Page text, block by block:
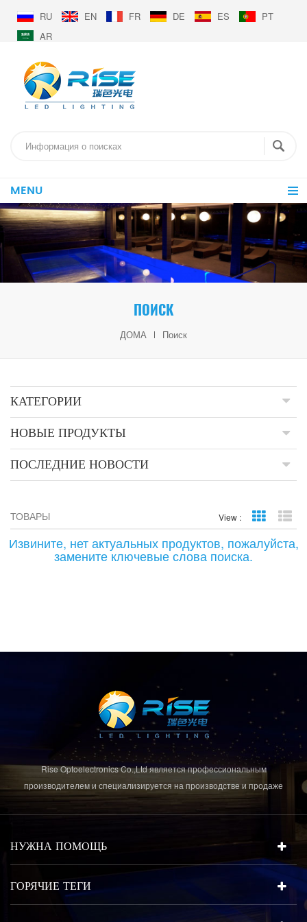
RU EN FR DE ES
PT
AR
MENU
ПОИСК
ДОМА Поиск
КАТЕГОРИИ
НОВЫЕ ПРОДУКТЫ
ПОСЛЕДНИЕ НОВОСТИ
ТОВАРЫ View : Grid
Извините, нет актуальных продуктов, пожалуйста,
замените ключевые слова поиска.
Rise Optoelectronics Co.,Ltd является профессиональным
производителем и специализируется на производстве и продаже
светодиодных осветительных приборов с широким ассортиментом
осветительных приборов для использования в жилых, коммерческих и
первых, обслуживание прежде всего», сочетающее с...
НУЖНА ПОМОЩЬ
ГОРЯЧИЕ ТЕГИ